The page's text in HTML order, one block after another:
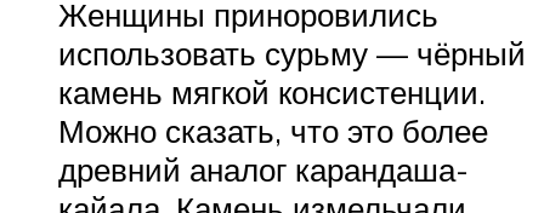
Женщины приноровились
использовать сурьму — чёрный
камень мягкой консистенции.
Можно сказать, что это более
древний аналог карандаша-